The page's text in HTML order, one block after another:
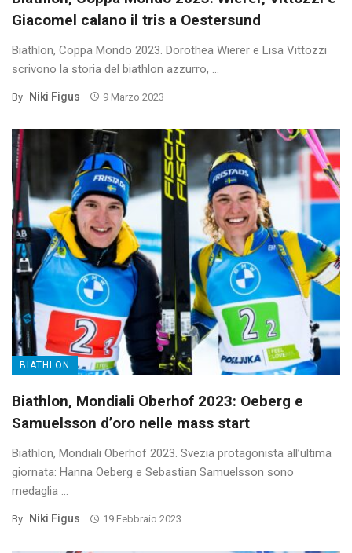
Giacomel calano il tris a Oestersund
Biathlon, Coppa Mondo 2023. Dorothea Wierer e Lisa Vittozzi
scrivono la storia del biathlon azzurro, ...
By Niki Figus 9 Marzo 2023
BIATHLON
Biathlon, Mondiali Oberhof 2023: Oeberg e
Samuelsson d’oro nelle mass start
Biathlon, Mondiali Oberhof 2023. Svezia protagonista all’ultima
giornata: Hanna Oeberg e Sebastian Samuelsson sono
medaglia ...
By Niki Figus 19 Febbraio 2023